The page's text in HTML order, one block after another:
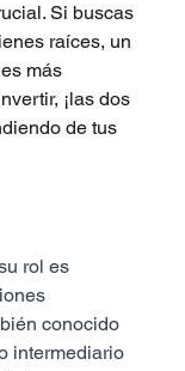
Si buscas
raíces, un
más
¡las dos
de tus
rol es
conocido
intermediario